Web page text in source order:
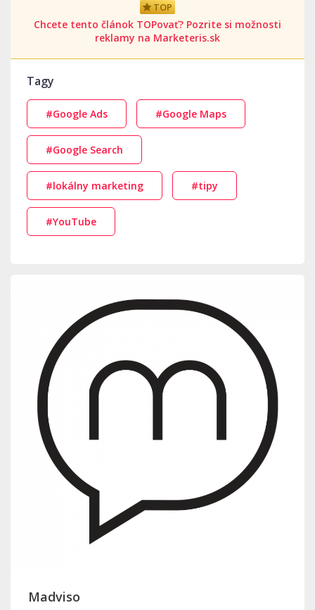
TOP
Chcete tento článok TOPovať? Pozrite si možnosti
reklamy na Marketeris.sk
Tagy
#Google Ads #Google Maps
#Google Search
#lokálny marketing #tipy
#YouTube
Madviso